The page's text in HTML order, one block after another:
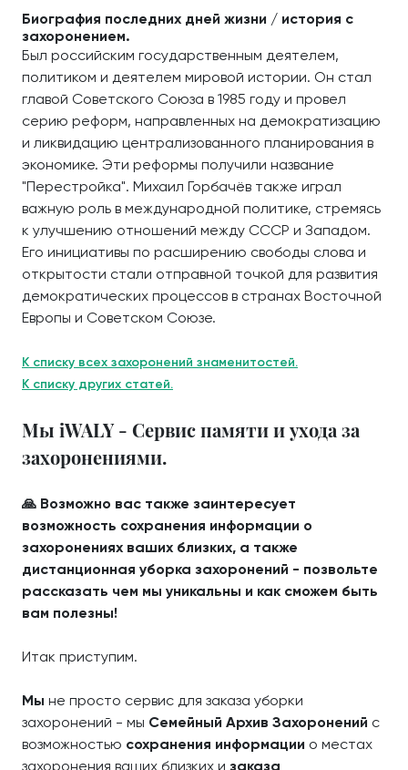
Биография последних дней жизни / история с
захоронением.
Был российским государственным деятелем,
политиком и деятелем мировой истории. Он стал
главой Советского Союза в 1985 году и провел
серию реформ, направленных на демократизацию
и ликвидацию централизованного планирования в
экономике. Эти реформы получили название
"Перестройка". Михаил Горбачёв также играл
важную роль в международной политике, стремясь
к улучшению отношений между СССР и Западом.
Его инициативы по расширению свободы слова и
открытости стали отправной точкой для развития
демократических процессов в странах Восточной
Европы и Советском Союзе.
К списку всех захоронений знаменитостей.
К списку других статей.
Мы iWALY - Сервис памяти и ухода за
захоронениями.
🙏 Возможно вас также заинтересует
возможность сохранения информации о
захоронениях ваших близких, а также
дистанционная уборка захоронений - позвольте
рассказать чем мы уникальны и как сможем быть
вам полезны!
Итак приступим.
Мы не просто сервис для заказа уборки
захоронений - мы Семейный Архив Захоронений с
возможностью сохранения информации о местах
захоронения ваших близких и заказа